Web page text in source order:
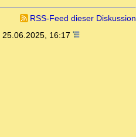
RSS-Feed dieser Diskussion
25.06.2025, 16:17